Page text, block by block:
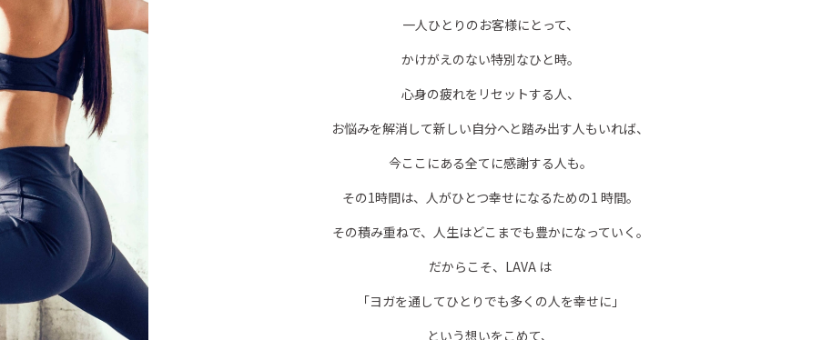
一人ひとりのお客様にとって、
かけがえのない特別なひと時。
心身の疲れをリセットする人、
お悩みを解消して新しい自分へと踏み出す人もいれば、
今ここにある全てに感謝する人も。
その1時間は、人がひとつ幸せになるための1 時間。
その積み重ねで、人生はどこまでも豊かになっていく。
だからこそ、LAVA は
「ヨガを通してひとりでも多くの人を幸せに」
という想いをこめて、